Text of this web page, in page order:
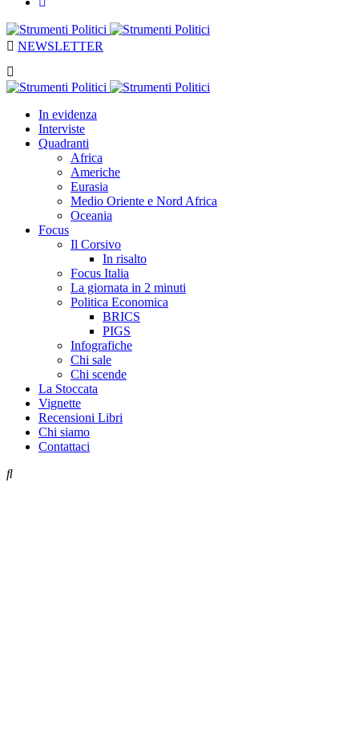
NEWSLETTER
In evidenza
Interviste
Quadranti
Africa
Americhe
Eurasia
Medio Oriente e Nord Africa
Oceania
Focus
Il Corsivo
In risalto
Focus Italia
La giornata in 2 minuti
Politica Economica
BRICS
PIGS
Infografiche
Chi sale
Chi scende
La Stoccata
Vignette
Recensioni Libri
Chi siamo
Contattaci